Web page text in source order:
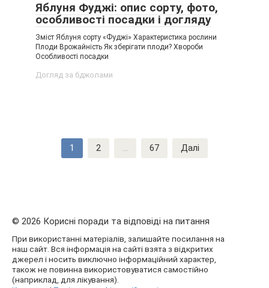
Яблуня Фуджі: опис сорту, фото,
особливості посадки і догляду
Зміст Яблуня сорту «Фуджі» Характеристика рослини
Плоди Врожайність Як зберігати плоди? Хвороби
Особливості посадки
Догляд за бджолами
1 2 … 67 Далі
© 2026 Корисні поради та відповіді на питання
При використанні матеріалів, залишайте посилання на
наш сайт. Вся інформація на сайті взята з відкритих
джерел і носить виключно інформаційний характер,
також не повинна використовуватися самостійно
(наприклад, для лікування).